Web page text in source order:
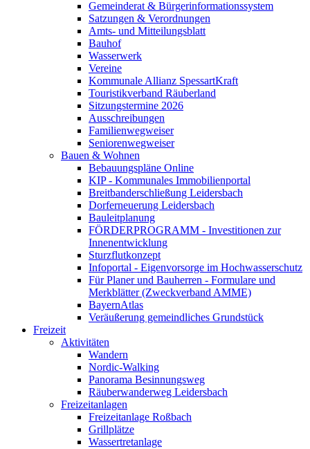
Gemeinderat & Bürgerinformationssystem
Satzungen & Verordnungen
Amts- und Mitteilungsblatt
Bauhof
Wasserwerk
Vereine
Kommunale Allianz SpessartKraft
Touristikverband Räuberland
Sitzungstermine 2026
Ausschreibungen
Familienwegweiser
Seniorenwegweiser
Bauen & Wohnen
Bebauungspläne Online
KIP - Kommunales Immobilienportal
Breitbanderschließung Leidersbach
Dorferneuerung Leidersbach
Bauleitplanung
FÖRDERPROGRAMM - Investitionen zur
Innenentwicklung
Sturzflutkonzept
Infoportal - Eigenvorsorge im Hochwasserschutz
Für Planer und Bauherren - Formulare und
Merkblätter (Zweckverband AMME)
BayernAtlas
Veräußerung gemeindliches Grundstück
Freizeit
Aktivitäten
Wandern
Nordic-Walking
Panorama Besinnungsweg
Räuberwanderweg Leidersbach
Freizeitanlagen
Freizeitanlage Roßbach
Grillplätze
Wassertretanlage